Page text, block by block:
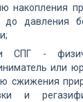
накопления
до давления
СПГ -
или
сжижения
и